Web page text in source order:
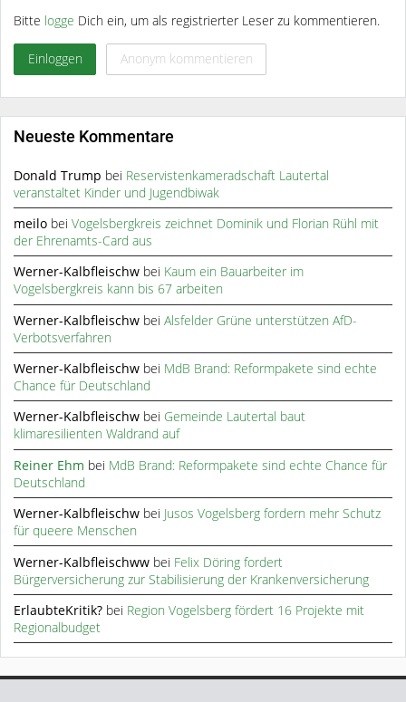
Bitte logge Dich ein, um als registrierter Leser zu kommentieren.
Einloggen Anonym kommentieren
Neueste Kommentare
Donald Trump bei Reservistenkameradschaft Lautertal
veranstaltet Kinder und Jugendbiwak
meilo beiVogelsbergkreis zeichnet Dominik und Florian Rühl mit
der Ehrenamts-Card aus
Werner-Kalbfleischw bei Kaum ein Bauarbeiter im
Vogelsbergkreis kann bis 67 arbeiten
Werner-Kalbfleischw beiAlsfelder Grüne unterstützen AfD-
Verbotsverfahren
Werner-Kalbfleischw bei MdB Brand: Reformpakete sind echte
Chance für Deutschland
Werner-Kalbfleischw bei Gemeinde Lautertal baut
klimaresilienten Waldrand auf
Reiner Ehm bei MdB Brand: Reformpakete sind echte Chance für
Deutschland
Werner-Kalbfleischw bei Jusos Vogelsberg fordern mehr Schutz
für queere Menschen
Werner-Kalbfleischww bei Felix Döring fordert
Bürgerversicherung zur Stabilisierung der Krankenversicherung
ErlaubteKritik? bei Region Vogelsberg fördert 16 Projekte mit
Regionalbudget